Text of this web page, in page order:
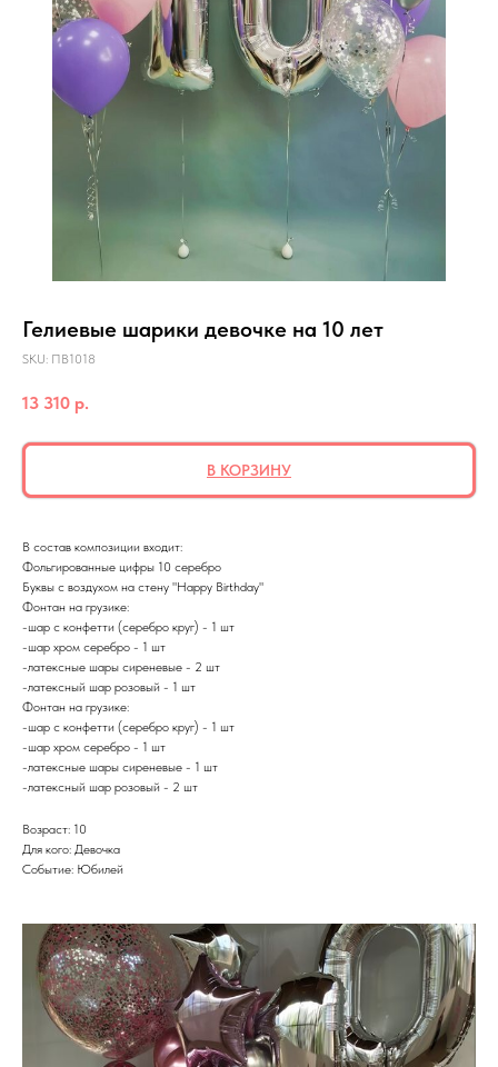
Гелиевые шарики девочке на 10 лет
SKU: ПВ1018
13 310 р.
В КОРЗИНУ
В состав композиции входит:
Фольгированные цифры 10 серебро
Буквы с воздухом на стену "Happy Birthday"
Фонтан на грузике:
-шар с конфетти (серебро круг) - 1 шт
-шар хром серебро - 1 шт
-латексные шары сиреневые - 2 шт
-латексный шар розовый - 1 шт
Фонтан на грузике:
-шар с конфетти (серебро круг) - 1 шт
-шар хром серебро - 1 шт
-латексные шары сиреневые - 1 шт
-латексный шар розовый - 2 шт
Возраст: 10
Для кого: Девочка
Событие: Юбилей